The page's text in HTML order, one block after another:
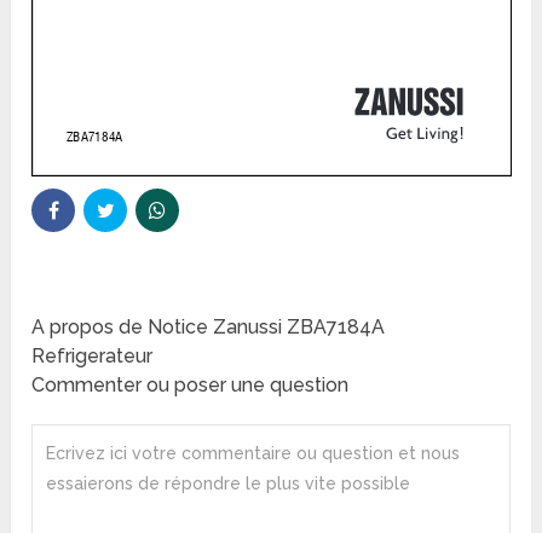
A propos de Notice Zanussi ZBA7184A
Refrigerateur
Commenter ou poser une question